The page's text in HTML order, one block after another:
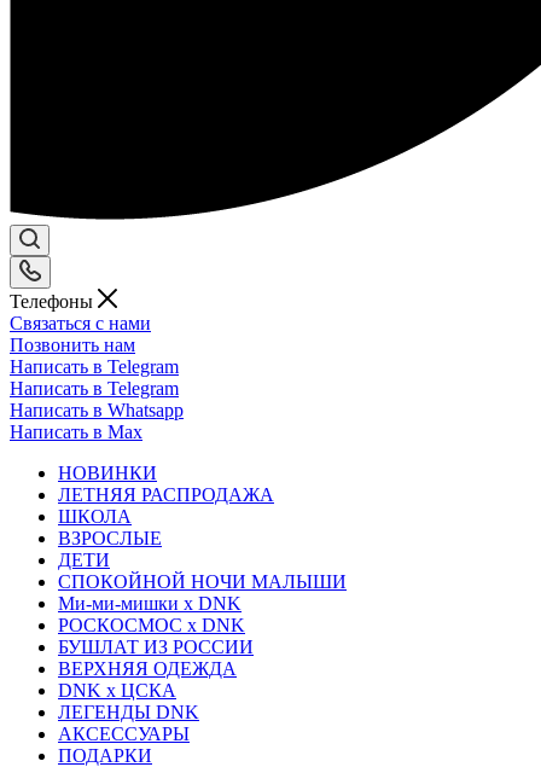
Телефоны
Связаться с нами
Позвонить нам
Написать в Telegram
Написать в Telegram
Написать в Whatsapp
Написать в Max
НОВИНКИ
ЛЕТНЯЯ РАСПРОДАЖА
ШКОЛА
ВЗРОСЛЫЕ
ДЕТИ
СПОКОЙНОЙ НОЧИ МАЛЫШИ
Ми-ми-мишки x DNK
РОСКОСМОС x DNK
БУШЛАТ ИЗ РОССИИ
ВЕРХНЯЯ ОДЕЖДА
DNK x ЦСКА
ЛЕГЕНДЫ DNK
АКСЕССУАРЫ
ПОДАРКИ